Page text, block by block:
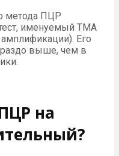
метода ПЦР
именуемый ТМА
Его
выше, чем в
на